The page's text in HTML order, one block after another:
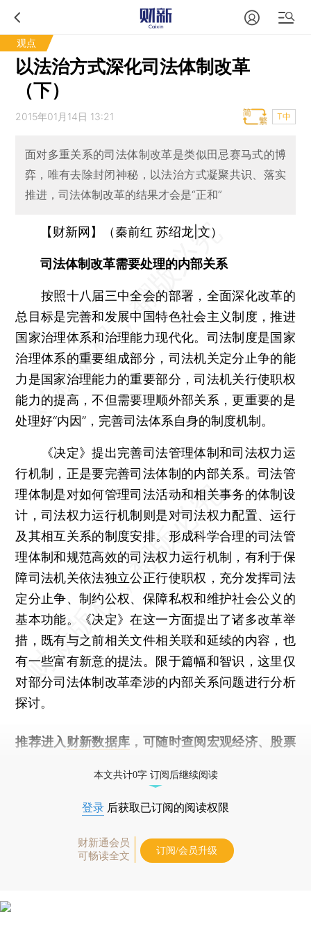
观点
以法治方式深化司法体制改革
（下）
2015年01月14日 13:21 T中
面对多重关系的司法体制改革是类似田忌赛马式的博
弈，唯有去除封闭神秘，以法治方式凝聚共识、落实
推进，司法体制改革的结果才会是“正和”
【财新网】（秦前红 苏绍龙|文）
司法体制改革需要处理的内部关系
按照十八届三中全会的部署，全面深化改革的
总目标是完善和发展中国特色社会主义制度，推进
国家治理体系和治理能力现代化。司法制度是国家
治理体系的重要组成部分，司法机关定分止争的能
力是国家治理能力的重要部分，司法机关行使职权
能力的提高，不但需要理顺外部关系，更重要的是
处理好“内因”，完善司法体系自身的制度机制。
《决定》提出完善司法管理体制和司法权力运
行机制，正是要完善司法体制的内部关系。司法管
理体制是对如何管理司法活动和相关事务的体制设
计，司法权力运行机制则是对司法权力配置、运行
及其相互关系的制度安排。形成科学合理的司法管
理体制和规范高效的司法权力运行机制，有利于保
障司法机关依法独立公正行使职权，充分发挥司法
定分止争、制约公权、保障私权和维护社会公义的
基本功能。《决定》在这一方面提出了诸多改革举
措，既有与之前相关文件相关联和延续的内容，也
有一些富有新意的提法。限于篇幅和智识，这里仅
对部分司法体制改革牵涉的内部关系问题进行分析
探讨。
推荐进入 财新数据库 ，可随时查阅宏观经济、股票
本文共计0字 订阅后继续阅读
登录 后获取已订阅的阅读权限
财新通会员
可畅读全文
订阅/会员升级